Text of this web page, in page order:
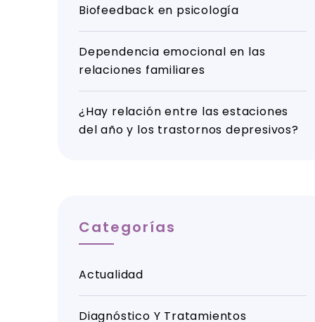
Biofeedback en psicología
Dependencia emocional en las
relaciones familiares
¿Hay relación entre las estaciones
del año y los trastornos depresivos?
Categorías
Actualidad
Diagnóstico Y Tratamientos